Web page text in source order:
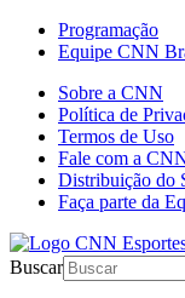
Programação
Equipe CNN
Sobre a CNN
Política de
Termos de Uso
Fale com a
Distribuição do
Faça parte da
Buscar